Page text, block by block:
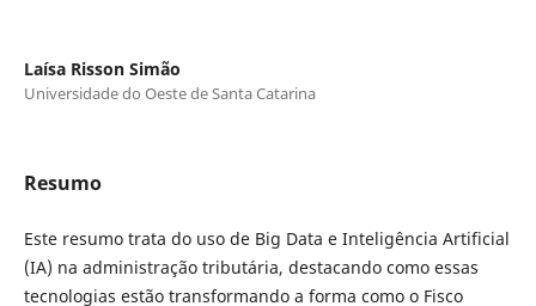
Laísa Risson Simão
Universidade do Oeste de Santa Catarina
Resumo
Este resumo trata do uso de Big Data e Inteligência Artificial
(IA) na administração tributária, destacando como essas
tecnologias estão transformando a forma como o Fisco